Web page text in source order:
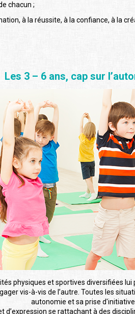
chacun ;
à la réussite, à la confiance, à la
Les 3 – 6 ans, cap sur
physiques et sportives diversifiées
vis-à-vis de l’autre. Toutes les
autonomie et sa prise
d’expression se rattachant à des